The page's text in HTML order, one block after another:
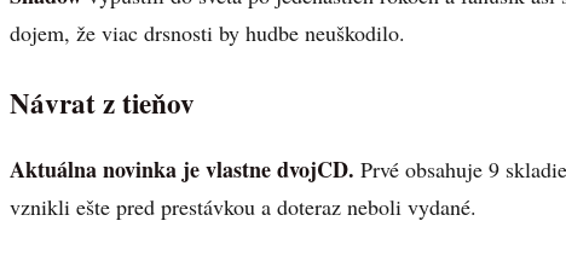
dojem, že viac drsnosti by hudbe neuškodilo.
Návrat z tieňov
Aktuálna novinka je vlastne dvojCD. Prvé obsahuje 9
vznikli ešte pred prestávkou a doteraz neboli vydané.